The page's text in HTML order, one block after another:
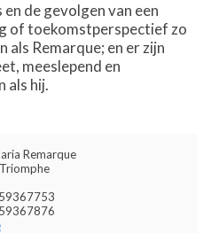
de gevolgen van een
of toekomstperspectief zo
als Remarque; en er zijn
meeslepend en
als hij.
Remarque